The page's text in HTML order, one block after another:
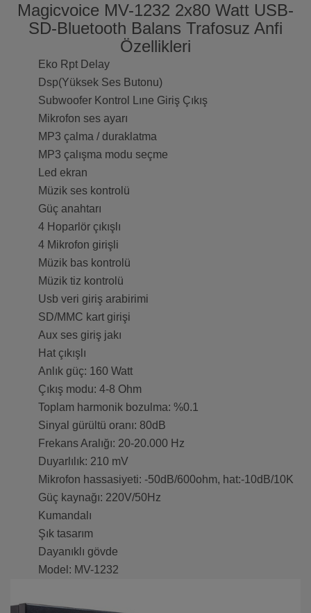
Magicvoice MV-1232 2x80 Watt USB-
SD-Bluetooth Balans Trafosuz Anfi
Özellikleri
Eko Rpt Delay
Dsp(Yüksek Ses Butonu)
Subwoofer Kontrol Lıne Giriş Çıkış
Mikrofon ses ayarı
MP3 çalma / duraklatma
MP3 çalışma modu seçme
Led ekran
Müzik ses kontrolü
Güç anahtarı
4 Hoparlör çıkışlı
4 Mikrofon girişli
Müzik bas kontrolü
Müzik tiz kontrolü
Usb veri giriş arabirimi
SD/MMC kart girişi
Aux ses giriş jakı
Hat çıkışlı
Anlık güç: 160 Watt
Çıkış modu: 4-8 Ohm
Toplam harmonik bozulma: %0.1
Sinyal gürültü oranı: 80dB
Frekans Aralığı: 20-20.000 Hz
Duyarlılık: 210 mV
Mikrofon hassasiyeti: -50dB/600ohm, hat:-10dB/10K
Güç kaynağı: 220V/50Hz
Kumandalı
Şık tasarım
Dayanıklı gövde
Model: MV-1232